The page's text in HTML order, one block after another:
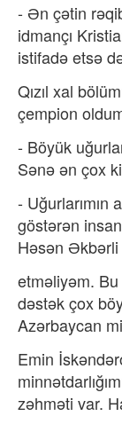
- Ən çətin
idmançı
istifadə etsə
Qızıl xal
çempion
- Böyük
Sənə ən çox
- Uğurlarımın
göstərən
Həsən Əkbərli
etməliyəm.
dəstək çox
Azərbaycan
Emin
zəhməti var.